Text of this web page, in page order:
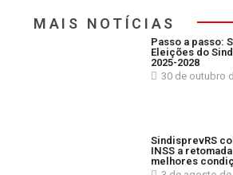
MAIS NOTÍCIAS
Passo a passo:
Eleições do
2025-2028
30 de outubro
SindisprevRS
INSS a
melhores